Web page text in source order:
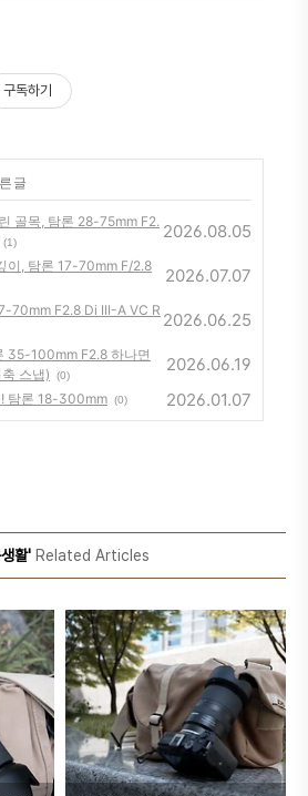
구독하기
글
골목, 탐론 28-75mm F2.
(1)
2026.08.05
이, 탐론 17-70mm F/2.8
2026.07.07
70mm F2.8 Di III-A VC R 2026.06.25
35-100mm F2.8 하나면
스냅)
(0)
2026.06.19
! 탐론 18-300mm (0) 2026.01.07
활'Related Articles